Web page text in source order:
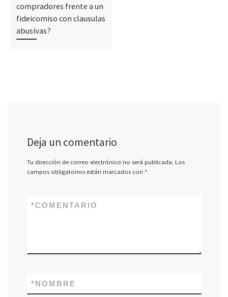
compradores frente a un
fideicomiso con clausulas
abusivas?
Deja un comentario
Tu dirección de correo electrónico no será publicada. Los
campos obligatorios están marcados con *
COMENTARIO
*
NOMBRE
*